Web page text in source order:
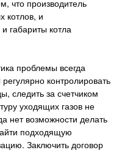
что производитель
котлов, и
габариты котла
проблемы всегда
контролировать
следить за счетчиком
уходящих газов не
нет возможности делать
подходящую
Заключить договор